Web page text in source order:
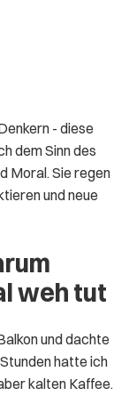
- diese
dem Sinn des
Moral. Sie regen
und neue
weh tut
und dachte
hatte ich
kalten Kaffee.